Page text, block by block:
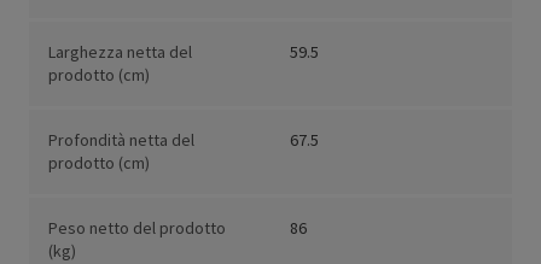
Larghezza netta del
prodotto (cm)
59.5
Profondità netta del
prodotto (cm)
67.5
Peso netto del prodotto
(kg)
86